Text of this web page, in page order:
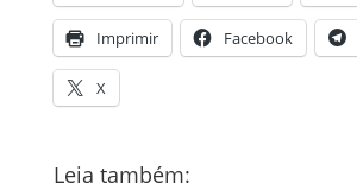
Imprimir Facebook
X
Leia também: